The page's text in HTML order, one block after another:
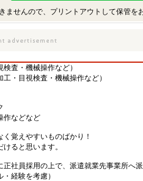
せんので、プリントアウトして保管を
査・機械操作など）
・目視検査・機械操作など）
作などなど
覚えやすいものばかり！
ると思います。
社員採用の上で、派遣就業先事業所へ派
経験を考慮）